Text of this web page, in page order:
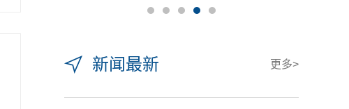
新闻最新 更多>